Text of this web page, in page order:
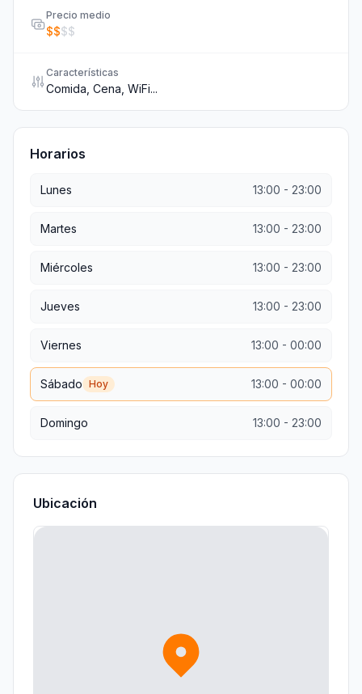
Precio medio
$$$$
Características
Comida, Cena, WiFi...
Horarios
Lunes 13:00 - 23:00
Martes 13:00 - 23:00
Miércoles 13:00 - 23:00
Jueves 13:00 - 23:00
Viernes 13:00 - 00:00
Sábado Hoy 13:00 - 00:00
Domingo 13:00 - 23:00
Ubicación